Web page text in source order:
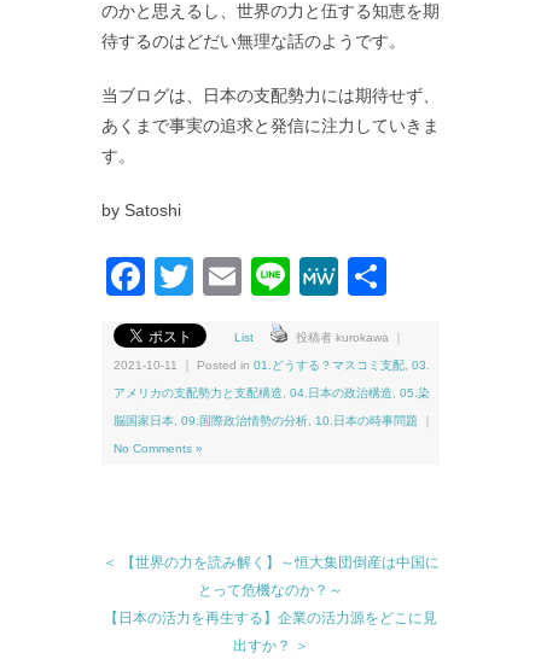
のかと思えるし、世界の力と伍する知恵を期
待するのはどだい無理な話のようです。
当ブログは、日本の支配勢力には期待せず、
あくまで事実の追求と発信に注力していきま
す。
by Satoshi
Facebook
Twitter
EmailLineMeWe
List 投稿者 kurokawa ｜
2021-10-11 ｜ Posted in 01.どうする？マスコミ支配, 03.
アメリカの支配勢力と支配構造, 04.日本の政治構造, 05.染
脳国家日本, 09.国際政治情勢の分析, 10.日本の時事問題
No Comments »
＜ 【世界の力を読み解く】～恒大集団倒産は中国に
とって危機なのか？～
【日本の活力を再生する】企業の活力源をどこに見
出すか？ ＞